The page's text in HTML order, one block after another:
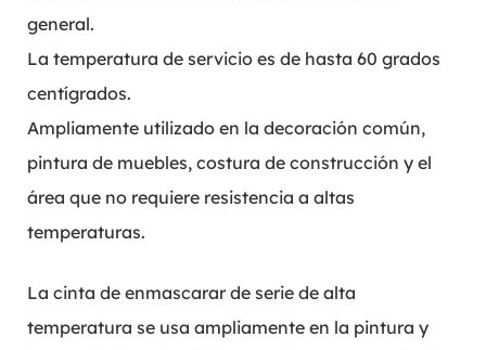
general.
La temperatura de servicio es de hasta 60 grados
centígrados.
Ampliamente utilizado en la decoración común,
pintura de muebles, costura de construcción y el
área que no requiere resistencia a altas
temperaturas.
La cinta de enmascarar de serie de alta
temperatura se usa ampliamente en la pintura y